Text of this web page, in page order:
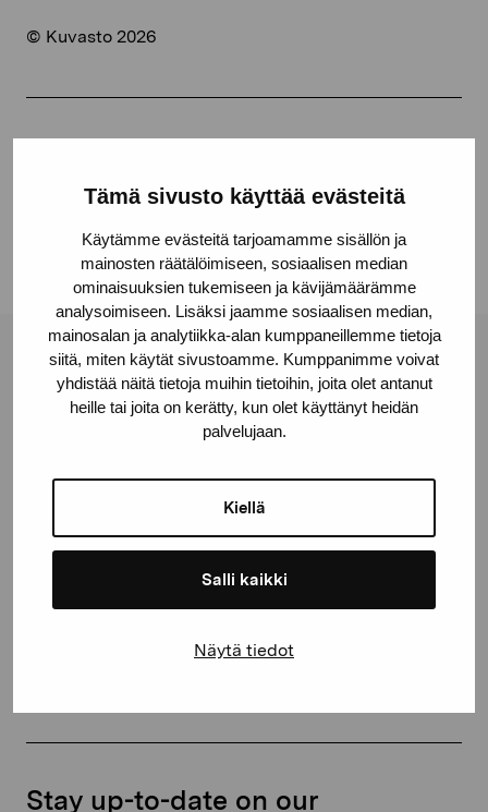
Tämä sivusto käyttää evästeitä
Käytämme evästeitä tarjoamamme sisällön ja
mainosten räätälöimiseen, sosiaalisen median
ominaisuuksien tukemiseen ja kävijämäärämme
analysoimiseen. Lisäksi jaamme sosiaalisen median,
mainosalan ja analytiikka-alan kumppaneillemme tietoja
siitä, miten käytät sivustoamme. Kumppanimme voivat
yhdistää näitä tietoja muihin tietoihin, joita olet antanut
heille tai joita on kerätty, kun olet käyttänyt heidän
palvelujaan.
Kiellä
Salli kaikki
Näytä tiedot
© Kuvasto 2026
Facebook
Pro Artibus Foundation
Stay up-to-date on our